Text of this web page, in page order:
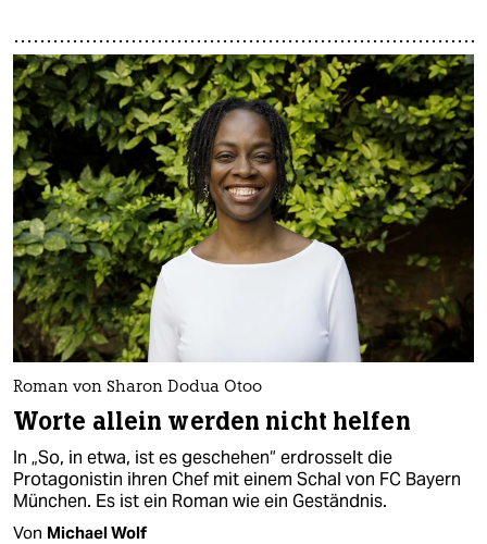
Roman von Sharon Dodua Otoo
Worte allein werden nicht helfen
In „So, in etwa, ist es geschehen“ erdrosselt die
Protagonistin ihren Chef mit einem Schal von FC Bayern
München. Es ist ein Roman wie ein Geständnis.
Von Michael Wolf